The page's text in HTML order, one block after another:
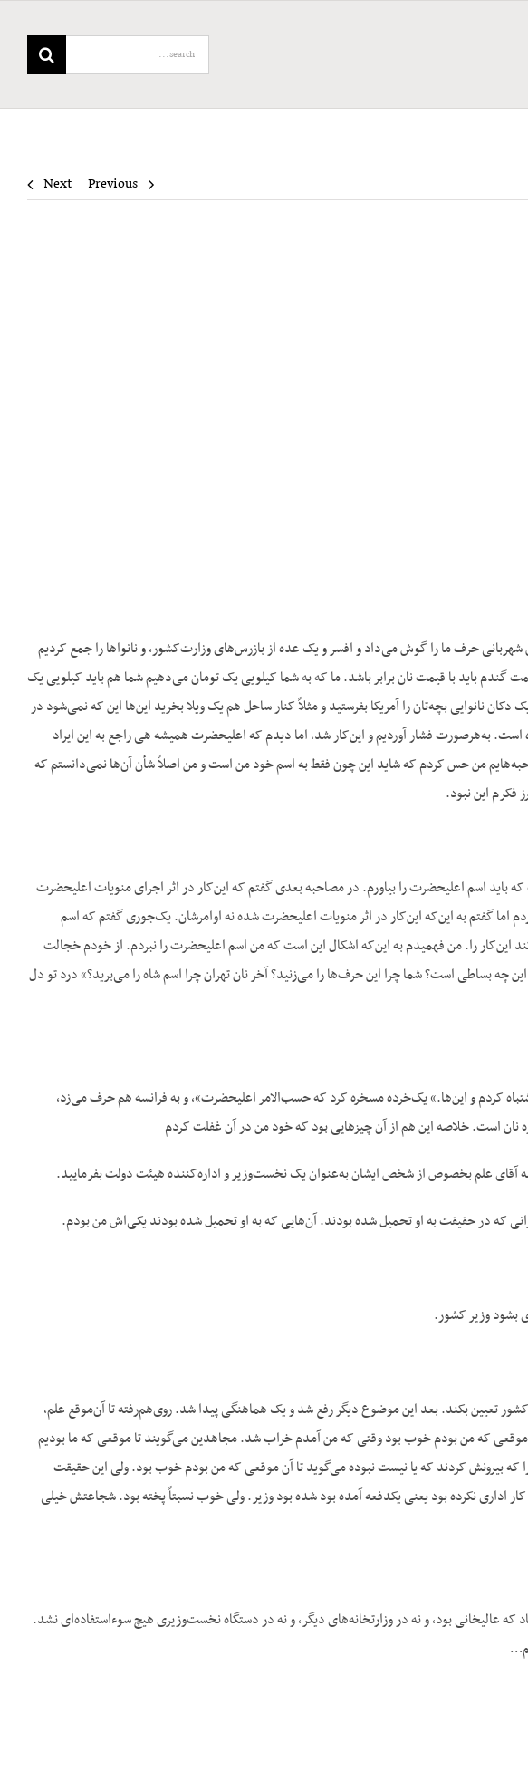
Search
for:
Previous
Next
حرف ما را گوش می‌داد و افسر و یک عده از بازرس‌های وزارت‌کشور، و نانواها را جمع کردیم
گندم باید با قیمت نان برابر باشد. ما که به شما کیلویی یک تومان می‌دهیم شما هم باید کیلویی یک
نانوایی بچه‌تان را آمریکا بفرستید و مثلاً کنار ساحل هم یک ویلا بخرید این‌ها این که نمی‌شود در
است. به‌هرصورت فشار آوردیم و این‌کار شد، اما دیدم که اعلیحضرت همیشه هی راجع به این ایراد
من حس کردم که شاید این چون فقط به اسم خود من است و من اصلاً شأن آن‌ها نمی‌دانستم که
فکرم این نبود.
اسم اعلیحضرت را بیاورم. در مصاحبه بعدی گفتم که این‌کار در اثر اجرای منویات اعلیحضرت
اما گفتم به این‌که این‌کار در اثر منویات اعلیحضرت شده نه اوامرشان. یک‌جوری گفتم که اسم
را. من فهمیدم به این‌که اشکال این است که من اسم اعلیحضرت را نبردم. از خودم خجالت
چه بساطی است؟ شما چرا این حرف‌ها را می‌زنید؟ آخر نان تهران چرا اسم شاه را می‌برید؟» درد تو دل
کردم و این‌ها.» یک‌خرده مسخره کرد که حسب‌الامر اعلیحضرت»، و به فرانسه هم حرف می‌زد،
نان است. خلاصه این هم از آن چیزهایی بود که خود من در آن غفلت کردم
آقای علم بخصوص از شخص ایشان به‌عنوان یک نخست‌وزیر و اداره‌کننده هیئت دولت بفرمایید.
که در حقیقت به او تحمیل شده بودند. آن‌هایی که به او تحمیل شده بودند یکی‌اش من بودم.
بشود وزیر کشور.
تعیین بکند. بعد این موضوع دیگر رفع شد و یک هماهنگی پیدا شد. روی‌هم‌رفته تا آن‌موقع علم،
که من بودم خوب بود وقتی که من آمدم خراب شد. مجاهدین می‌گویند تا موقعی که ما بودیم
بیرونش کردند که یا نیست نبوده می‌گوید تا آن موقعی که من بودم خوب بود. ولی این حقیقت
اداری نکرده بود یعنی یکدفعه آمده بود شده بود وزیر. ولی خوب نسبتاً پخته بود. شجاعتش خیلی
عالیخانی بود، و نه در وزارتخانه‌های دیگر، و نه در دستگاه نخست‌وزیری هیچ سوءاستفاده‌ای نشد.